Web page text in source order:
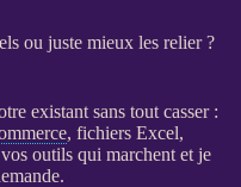
ou juste mieux les relier ?
existant sans tout casser :
, fichiers Excel,
outils qui marchent et je